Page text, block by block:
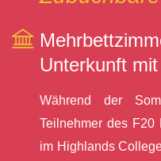
Unterkunft
Während der
Teilnehmer des F20
im Highlands